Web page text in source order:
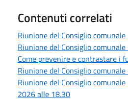
Contenuti correlati
Riunione del Consiglio
Riunione del Consiglio
Come prevenire e contrastare i
Riunione del Consiglio
Riunione del Consiglio
2026 alle 18.30